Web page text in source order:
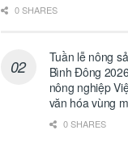
0 SHARES
Tuần lễ nông
Bình Đông
nông nghiệp
văn hóa vùng
0 SHARES